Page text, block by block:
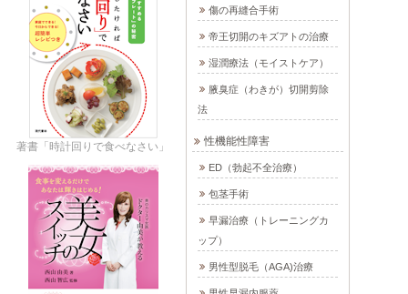
傷の再縫合手術
帝王切開のキズアトの治療
湿潤療法（モイストケア）
腋臭症（わきが）切開剪除
法
性機能性障害
ED（勃起不全治療）
包茎手術
早漏治療（トレーニングカ
ップ）
男性型脱毛（AGA)治療
著書「時計回りで食べなさい」